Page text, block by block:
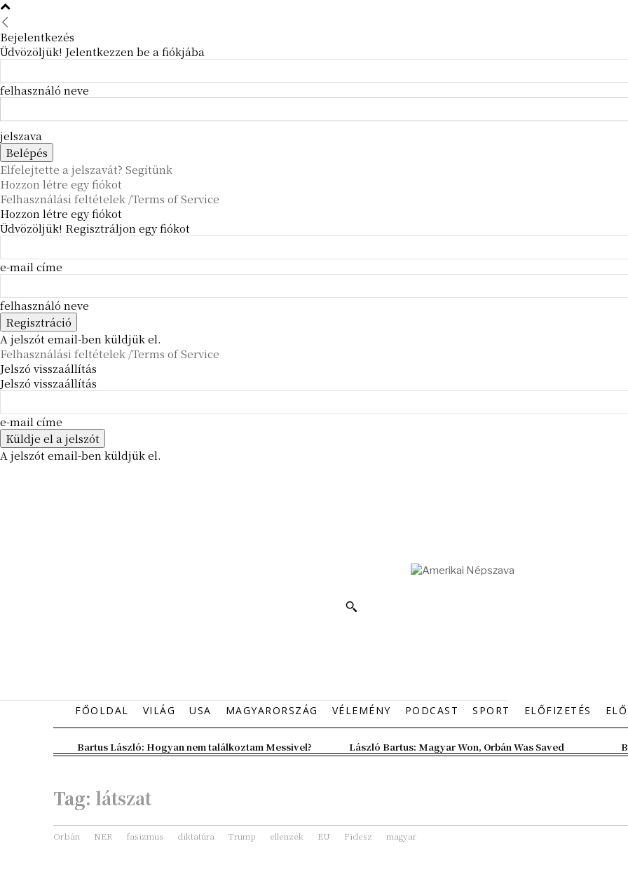
Bejelentkezés
Üdvözöljük! Jelentkezzen be a fiókjába
felhasználó neve
jelszava
Elfelejtette a jelszavát? Segítünk
Hozzon létre egy fiókot
Felhasználási feltételek /Terms of Service
Hozzon létre egy fiókot
Üdvözöljük! Regisztráljon egy fiókot
e-mail címe
felhasználó neve
A jelszót email-ben küldjük el.
Felhasználási feltételek /Terms of Service
Jelszó visszaállítás
Jelszó visszaállítás
e-mail címe
A jelszót email-ben küldjük el.
FŐOLDAL VILÁG USA MAGYARORSZÁG VÉLEMÉNY PODCAST SPORT ELŐFIZETÉS
Bartus László: Hogyan nem találkoztam Messivel? László Bartus: Magyar Won, Orbán Was Saved
Tag: látszat
Orbán NER fasizmus diktatúra Trump ellenzék EU Fidesz magyar